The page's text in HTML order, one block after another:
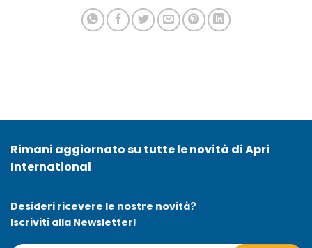
Rimani aggiornato su tutte le novità di Apri
International
Desideri ricevere le nostre novità?
Iscriviti alla Newsletter!